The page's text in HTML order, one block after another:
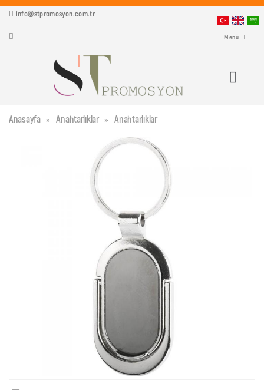
info@stpromosyon.com.tr
Menü
Anasayfa Anahtarlıklar Anahtarlıklar